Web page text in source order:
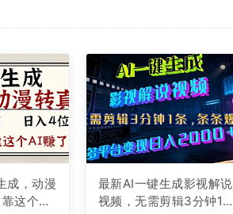
成，动漫
这个AI
最新AI一键生成影视解说
视频，无需剪辑3分钟1